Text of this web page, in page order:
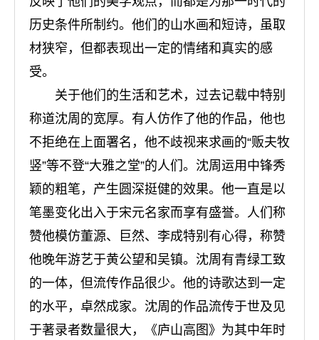
历史条件所制约。他们的山水画和短诗，虽取
材狭窄，但都表现出一定的情绪和真实的感
受。
关于他们的生活和艺术，过去记载中特别
称道沈周的宽厚。有人仿作了他的作品，他也
不拒绝在上面署名，他不歧视来求画的“贩夫牧
竖”等不登“大雅之堂”的人们。沈周运用中锋秀
颖的粗笔，产生圆深挺健的效果。他一直是以
笔墨变化出入于宋元名家而享有盛誉。人们称
赞他模仿董源、巨然、李成特别有心得，称赞
他晚年游艺于黄公望和吴镇。沈周有青绿工致
的一体，但流传作品很少。他的诗歌达到一定
的水平，卓然成家。沈周的作品流传于世及见
于著录者数量很大，《庐山高图》为其中年时